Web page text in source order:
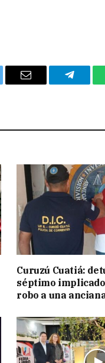
Email
Curuzú Cuatiá:
séptimo
robo a una